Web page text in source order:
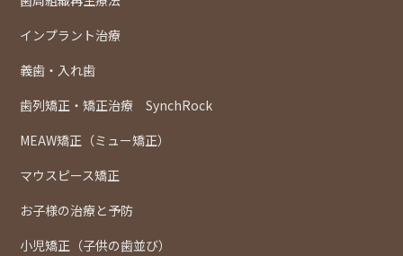
インプラント治療
義歯・入れ歯
歯列矯正・矯正治療 SynchRock
MEAW矯正（ミュー矯正）
マウスピース矯正
お子様の治療と予防
小児矯正（子供の歯並び）